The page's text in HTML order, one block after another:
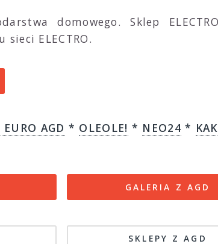
domowego. Sklep
ELECTRO.
EURO AGD * OLEOLE! * NEO24 *
GALERIA Z AGD
SKLEPY Z AGD